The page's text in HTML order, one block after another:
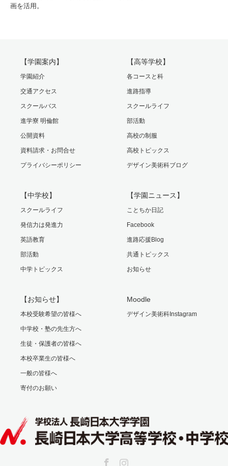
画を活用。
【学園案内】
学園紹介
交通アクセス
スクールバス
進学寮 明倫館
公開資料
資料請求・お問合せ
プライバシーポリシー
【高等学校】
各コースと科
進路指導
スクールライフ
部活動
高校の制服
高校トピックス
デザイン美術科ブログ
【中学校】
スクールライフ
発信力は発進力
英語教育
部活動
中学トピックス
【学園ニュース】
ことちか日記
Facebook
進路応援Blog
共通トピックス
お知らせ
【お知らせ】
本校受験希望の皆様へ
中学校・塾の先生方へ
生徒・保護者の皆様へ
本校卒業生の皆様へ
一般の皆様へ
寄付のお願い
Moodle
デザイン美術科Instagram